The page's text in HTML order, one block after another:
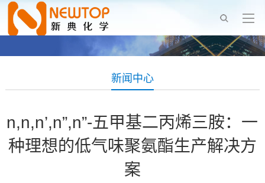
新闻中心
n,n,n’,n”,n”-五甲基二丙烯三胺：一
种理想的低气味聚氨酯生产解决方
案